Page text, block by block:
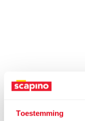
Toestemming